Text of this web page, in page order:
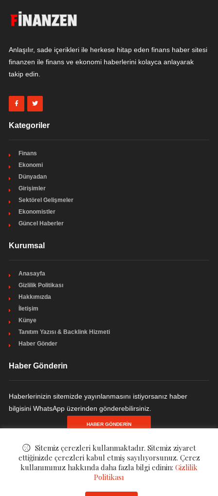
Anlaşılır, sade içerikleri ile herkese hitap eden finans haber sitesi
finanzen ile finans ve ekonomi haberlerini kolayca anlayarak
takip edin.
Kategoriler
Finans
Ekonomi
Dünyadan
Girişimler
Sektörel Gelişmeler
Ekonomistler
Güncel Haberler
Kurumsal
Anasayfa
Gizlilik Politikası
Hakkımızda
İletişim
Künye
Tanıtım Yazısı & Backlink Hizmeti
Haber Gönder
Haber Gönderin
Haberlerinizin sitemizde yayınlanmasını istiyorsanız haber
bilgisini WhatsApp üzerinden gönderebilirsiniz.
HABER GÖNDERIN
Finanzen - Finans ve Ekonomi Haberleri. All Rights Reserved.
Sitemiz çerezleri kullanmaktadır. Sitemiz ziyaret
ettiğinizde çerezleri kabul etmiş sayılıyorsunuz. Çerez
kullanımımız hakkında daha fazla bilgi edinin: Gizlilik
Politikası